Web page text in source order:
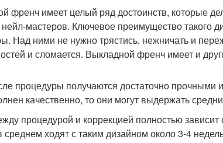
френч имеет целый ряд достоинств, которые
мастеров. Ключевое преимущество такого
Над ними не нужно трястись, нежничать и
и сломается. Выкладной френч имеет и
процедуры получаются достаточно
качественно, то они могут выдержать
процедурой и коррекцией полностью зависит
ходят с таким дизайном около 3-4